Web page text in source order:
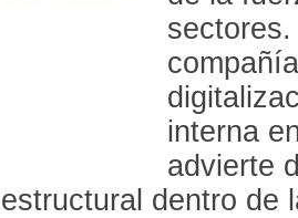
interna
advierte
dentro de